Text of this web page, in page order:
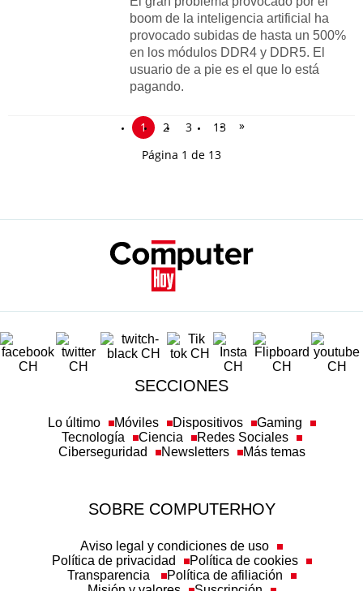
boom de la inteligencia artificial ha
provocado subidas de hasta un 500%
en los módulos DDR4 y DDR5. El
usuario de a pie es el que lo está
pagando.
1 2 3 13
»
Página 1 de 13
SECCIONES
Lo último Móviles Dispositivos
Gaming
Tecnología
Ciencia
Redes Sociales
Ciberseguridad
Newsletters Más temas
SOBRE COMPUTERHOY
Aviso legal y condiciones de uso
Política de privacidad
Política de cookies
Transparencia
Política de afiliación